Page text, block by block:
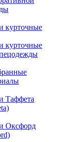
курточные
курточные
Таффета
Оксфорд